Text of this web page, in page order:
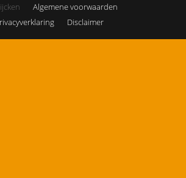
Algemene voorwaarden
Disclaimer